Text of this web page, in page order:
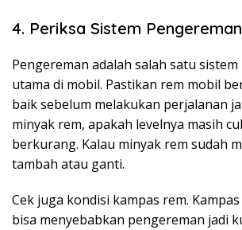
4. Periksa Sistem Pengereman
Pengereman adalah salah satu
utama di mobil. Pastikan rem mobil
baik sebelum melakukan perjalanan
minyak rem, apakah levelnya masih
berkurang. Kalau minyak rem sudah
tambah atau ganti.
Cek juga kondisi kampas rem.
bisa menyebabkan pengereman jadi